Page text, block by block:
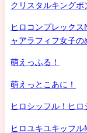
クリスタルキング
ヒロコンプレック
ャアラフィフ女子
萌えっふる！
萌えっとこあに！
ヒロシッフル！ヒロ
ヒロユキユキッフル